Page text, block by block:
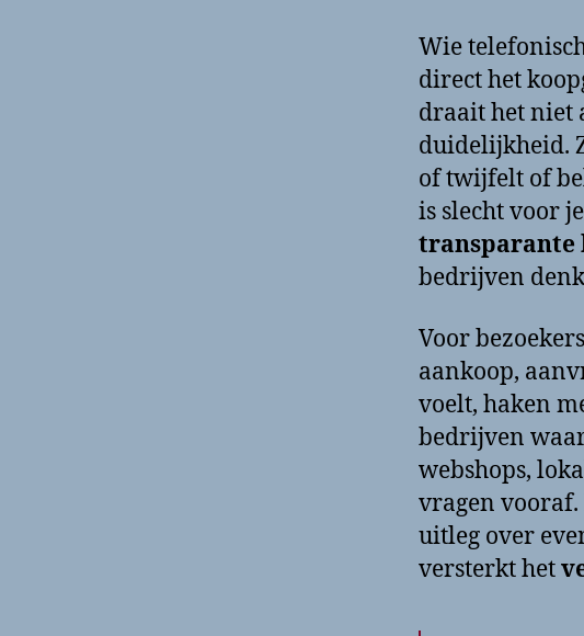
Wie
direct het
draait het niet
duidelijkheid.
of twijfelt of
is slecht voor je
transparante
bedrijven
Voor
aankoop,
voelt, haken
bedrijven
webshops,
vragen
uitleg over
versterkt het